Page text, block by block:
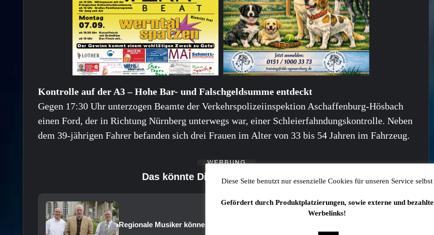
Kontrolle auf der A3 – Hohe Bar- und Falschgeldsumme entdeckt
Gegen 17:30 Uhr unterzogen Beamte der Verkehrspolizeiinspektion Aschaffenburg-Hösbach
einen Ford, der in Richtung Nürnberg unterwegs war, einer Schleierfahndungskontrolle. Neben
dem 39-jährigen Fahrer befanden sich drei Frauen im Alter von 33 bis 54 Jahren im Fahrzeug.
Das könnte Dich auch interessieren:
Regionale Musiker können Staatsbad Philharmonie im Februar 2027 vertreten
Diese Seite benutzt nur essenzielle Cookies für unseren Service selbst
Gefördert durch Produktplatzierungen, sowie externe und bezahlte
Werbelinks!